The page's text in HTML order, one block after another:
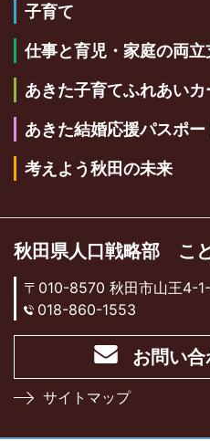
子育て
仕事と育児・家庭の両立
あきた子育てふれあいカ
あきた結婚応援パスポー
考えよう秋田の未来
秋田県人口戦略部 こ
〒010-8570 秋田市山王4-
018-860-1553
お問い
サイトマップ